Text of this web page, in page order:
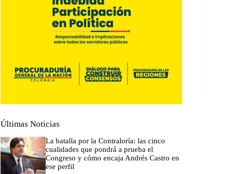
Últimas Noticias
La batalla por la Contraloría: las cinco
cualidades que pondrá a prueba el
Congreso y cómo encaja Andrés Castro en
ese perfil